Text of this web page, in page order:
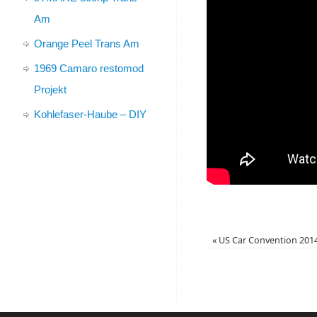
«US Car Convention
Am
Orange Peel Trans Am
1969 Camaro restomod
Projekt
Kohlefaser-Haube – DIY